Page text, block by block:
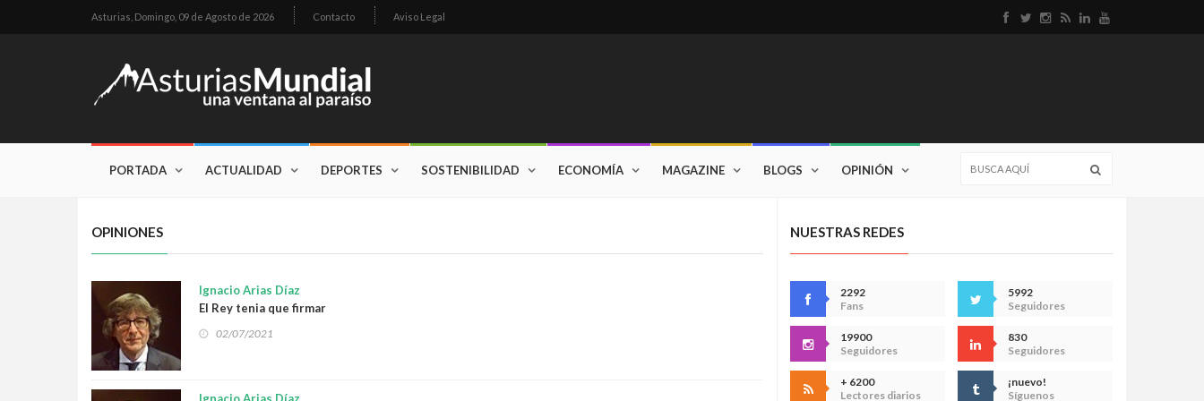
Asturias, Domingo, 09 de Agosto de 2026 Contacto Aviso Legal
PORTADA ACTUALIDAD DEPORTES SOSTENIBILIDAD ECONOMÍA MAGAZINE BLOGS OPINIÓN
OPINIONES
Ignacio Arias Díaz
El Rey tenia que firmar
02/07/2021
NUESTRAS REDES
2292
Fans
5992
Seguidores
19900
Seguidores
830
Seguidores
+ 6200
Lectores diarios
¡nuevo!
Síguenos